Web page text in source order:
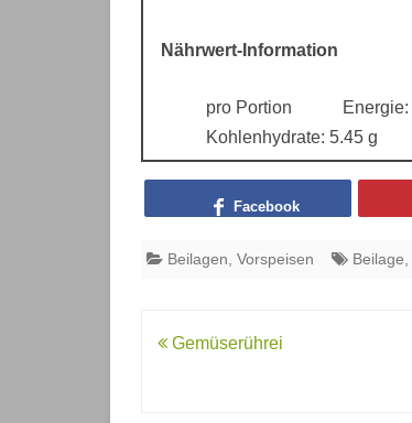
Nährwert-Information
pro Portion Energie:
Kohlenhydrate: 5.45 g
Facebook
Beilagen Vorspeisen Beilage
Beitragsnavigation
Gemüserührei